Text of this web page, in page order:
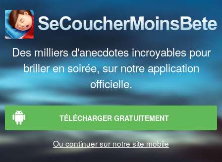
Des milliers d'anecdotes incroyables pour
briller en soirée, sur notre application
officielle.
TÉLÉCHARGER GRATUITEMENT
Ou continuer sur notre site mobile